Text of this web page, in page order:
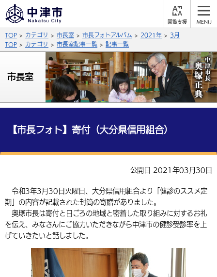
支
背景色
青 白
文字の大きさ
拡大 標準 縮小
言語を選択
英語（English） 中国語（簡体字）
中国語（繁体字）
組織案内
公式SNS
X (Twitter) YouTube
サイト内検索
総合メニュー
保険・年金
福祉・介護 健康・予防
税金 住宅・インフラ
環境・衛生 生涯学習・スポーツ・人権
外国人の方向け情報
入札・契約 産業・雇用
農林水産業 税金
都市整備
子育て・教育
施設情報 子どもを預ける
手当・助成 健康・医療
相談・支援・情報 計画・施策
観光・移住
観光なび
遊ぶ・体験する グルメ・食べる
買う・おみやげ 四季のイベント・祭り
市政情報
中津市について 市役所の紹介
地方創生・地域活性化 広報・広聴
TOP カテゴリ 市長室 市長フォトアルバム 2021年
3月
TOP
カテゴリ 市長室記事一覧 記事一覧
市長室
【市長フォト】寄付（大分県信用組合）
公開日 2021年03月30日
令和3年3月30日火曜日、大分県信用組合より「健診のススメ定
期」の内容が記載された封筒の寄贈がありました。
奥塚市長は寄付と日ごろの地域と密着した取り組みに対するお礼
を伝え、みなさんにご協力いただきながら中津市の健診受診率を上
げていきたいと話しました。